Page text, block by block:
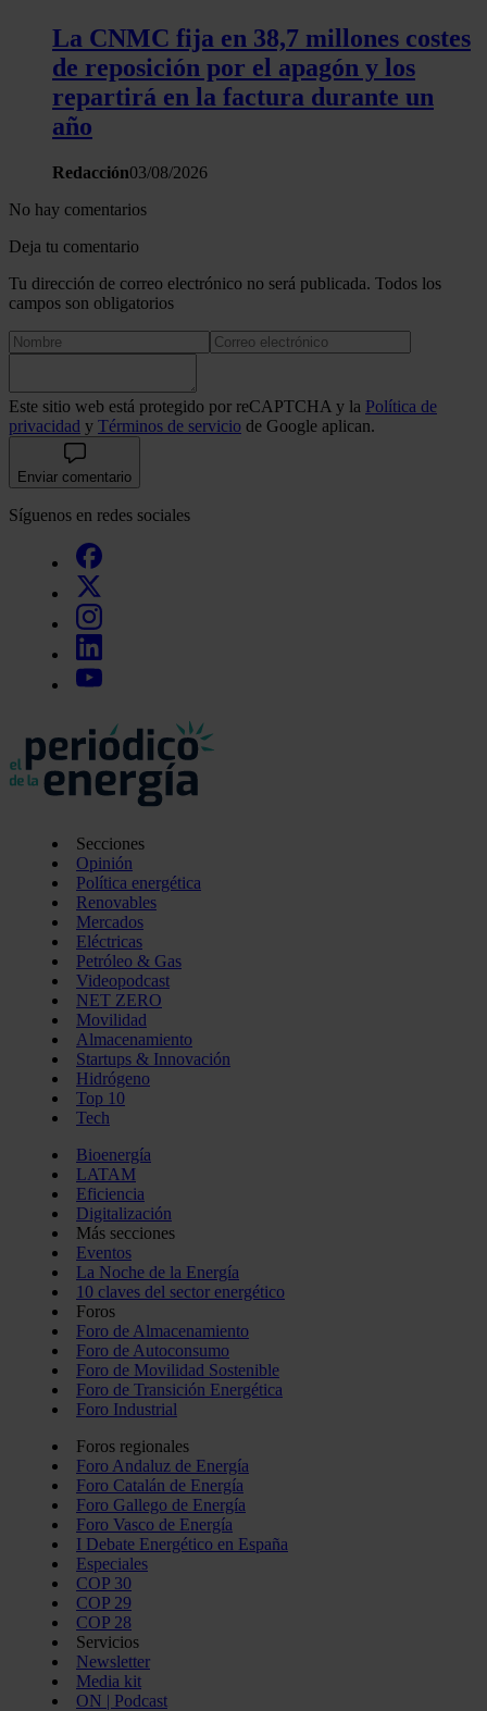
La CNMC fija en 38,7 millones costes
de reposición por el apagón y los
repartirá en la factura durante un
año
Redacción03/08/2026
No hay comentarios
Deja tu comentario
Tu dirección de correo electrónico no será publicada. Todos los
campos son obligatorios
Este sitio web está protegido por reCAPTCHA y la Política de
privacidad y Términos de servicio de Google aplican.
Enviar comentario
Síguenos en redes sociales
Secciones
Opinión
Política energética
Renovables
Mercados
Eléctricas
Petróleo & Gas
Videopodcast
NET ZERO
Movilidad
Almacenamiento
Startups & Innovación
Hidrógeno
Top 10
Tech
Bioenergía
LATAM
Eficiencia
Digitalización
Más secciones
Eventos
La Noche de la Energía
10 claves del sector energético
Foros
Foro de Almacenamiento
Foro de Autoconsumo
Foro de Movilidad Sostenible
Foro de Transición Energética
Foro Industrial
Foros regionales
Foro Andaluz de Energía
Foro Catalán de Energía
Foro Gallego de Energía
Foro Vasco de Energía
I Debate Energético en España
Especiales
COP 30
COP 29
COP 28
Servicios
Newsletter
Media kit
ON | Podcast